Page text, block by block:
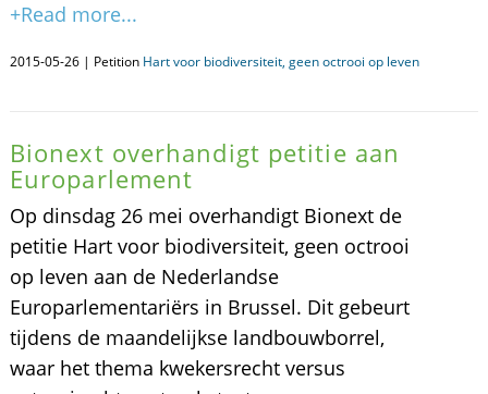
+Read more...
2015-05-26 | Petition Hart voor biodiversiteit, geen octrooi op leven
Bionext overhandigt petitie aan
Europarlement
Op dinsdag 26 mei overhandigt Bionext de
petitie Hart voor biodiversiteit, geen octrooi
op leven aan de Nederlandse
Europarlementariërs in Brussel. Dit gebeurt
tijdens de maandelijkse landbouwborrel,
waar het thema kwekersrecht versus